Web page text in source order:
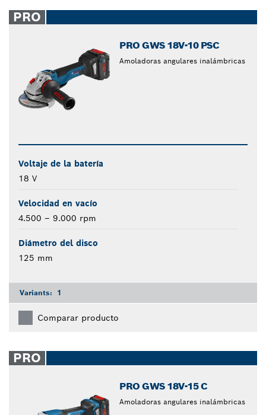
PRO
PRO GWS 18V-10 PSC
Amoladoras angulares inalámbricas
Voltaje de la batería
18 V
Velocidad en vacío
4.500 – 9.000 rpm
Diámetro del disco
125 mm
Variants: 1
Comparar producto
PRO
PRO GWS 18V-15 C
Amoladoras angulares inalámbricas